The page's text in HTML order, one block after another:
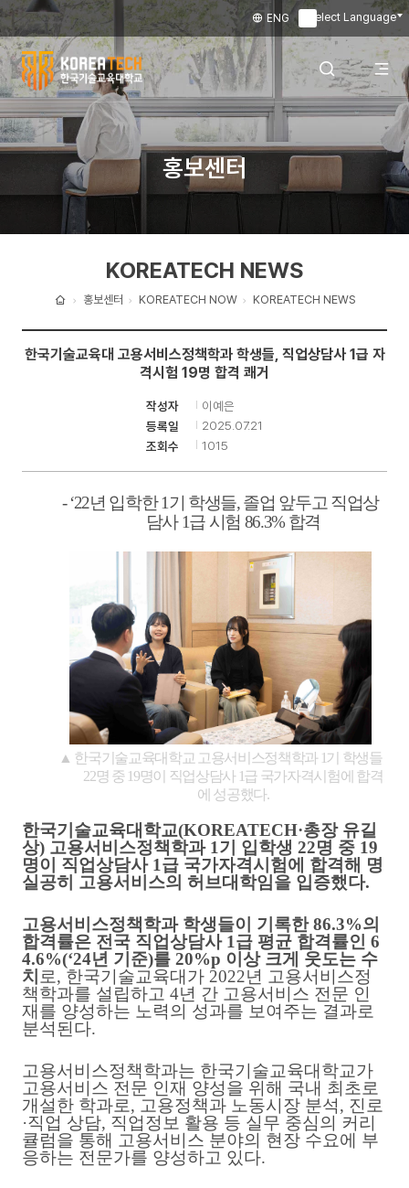
Select Language
ENG
한
국
교
학
교
전
뉴
홍보센터
홈
홍보센터 KOREATECH NOW KOREATECH NEWS
KOREATECH NEWS
한국기술교육대 고용서비스정책학과 학생들, 직업상담사 1급 자
격시험 19명 합격 쾌거
작성자
이예은
등록일
2025.07.21
조회수
1015
- ‘22년 입학한1기 학생들,졸업 앞두고 직업상
담사1급 시험 86.3%합격
▲ 한국기술교육대학교 고용서비스정책학과 1기 학생들
22명 중 19명이 직업상담사 1급 국가자격시험에 합격
에 성공했다.
한국기술교육대학교(KOREATECH·총장 유길
상) 고용서비스정책학과 1기 입학생 22명 중 19
명이 직업상담사 1급 국가자격시험에 합격해 명
실공히 고용서비스의 허브대학임을 입증했다.
고용서비스정책학과 학생들이 기록한86.3%의
합격률은 전국 직업상담사 1급 평균 합격률인 6
4.6%(‘24년 기준)를 20%p 이상 크게 웃도는 수
치 로, 한국기술교육대가 2022년 고용서비스정
책학과를 설립하고 4년 간 고용서비스 전문 인
재를 양성하는 노력의 성과를 보여주는 결과로
분석된다.
고용서비스정책학과는 한국기술교육대학교가
고용서비스 전문 인재 양성을 위해 국내 최초로
개설한 학과로, 고용정책과 노동시장 분석, 진로
·직업 상담, 직업정보 활용 등 실무 중심의 커리
큘럼을 통해 고용서비스 분야의 현장 수요에 부
응하는 전문가를 양성하고 있다.